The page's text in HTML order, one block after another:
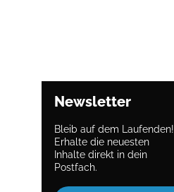
Newsletter
Bleib auf dem Laufenden!
Erhalte die neuesten
Inhalte direkt in dein
Postfach.